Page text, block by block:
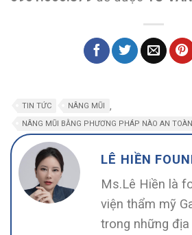
TIN TỨC NÂNG MŨI ,
NÂNG MŨI BẰNG PHƯƠNG PHÁP NÀO AN
LÊ HIỀN
Ms.Lê Hiền là
viện thẩm mỹ
trong những